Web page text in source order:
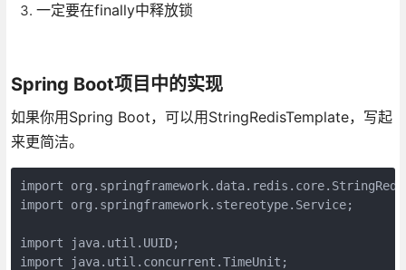
一定要在finally中释放锁
Spring Boot项目中的实现
如果你用Spring Boot，可以用StringRedisTemplate，写起
来更简洁。
import
import org.springframework.stereotype.Service;
import java.util.UUID;
import java.util.concurrent.TimeUnit;